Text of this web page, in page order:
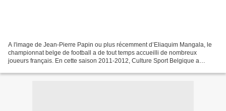
A l'image de Jean-Pierre Papin ou plus récemment d’Eliaquim Mangala, le
championnat belge de football a de tout temps accueilli de nombreux
joueurs français. En cette saison 2011-2012, Culture Sport Belgique a